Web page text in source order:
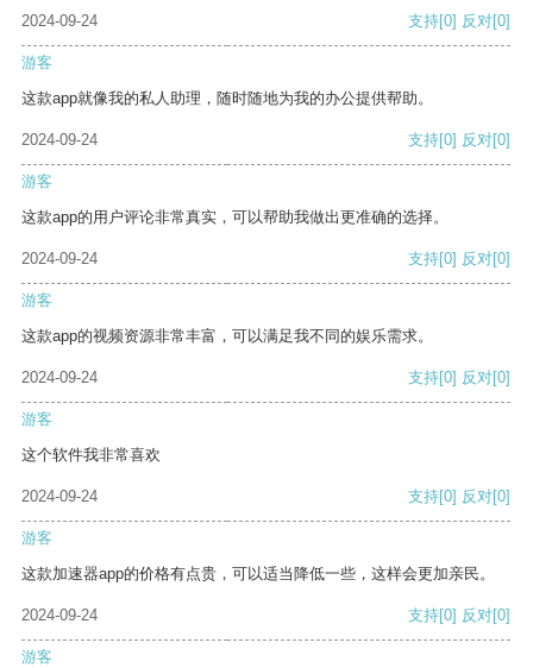
2024-09-24 支持[0] 反对[0]
游客
这款app就像我的私人助理，随时随地为我的办公提供帮助。
2024-09-24 支持[0] 反对[0]
游客
这款app的用户评论非常真实，可以帮助我做出更准确的选择。
2024-09-24 支持[0] 反对[0]
游客
这款app的视频资源非常丰富，可以满足我不同的娱乐需求。
2024-09-24 支持[0] 反对[0]
游客
这个软件我非常喜欢
2024-09-24 支持[0] 反对[0]
游客
这款加速器app的价格有点贵，可以适当降低一些，这样会更加亲民。
2024-09-24 支持[0] 反对[0]
游客